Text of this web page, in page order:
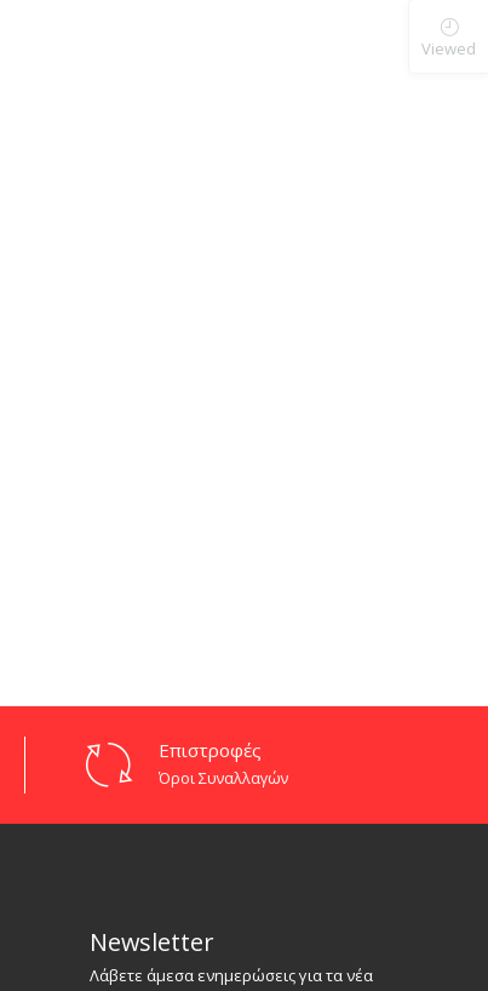
Επιστροφές
Όροι Συναλλαγών
Newsletter
Λάβετε άμεσα ενημερώσεις για τα νέα
Viewed